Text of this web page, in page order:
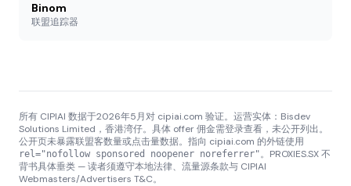
Binom
联盟追踪器
所有 CIPIAI 数据于2026年5月对 cipiai.com 验证。运营实体：Bisdev
Solutions Limited，香港湾仔。具体 offer 佣金需登录查看，未公开列出。
公开页未暴露联盟客数量或点击量数据。指向 cipiai.com 的外链使用
rel="nofollow sponsored noopener noreferrer"。PROXIES.SX 不
背书具体垂类 — 读者须遵守本地法律、流量源条款与 CIPIAI
Webmasters/Advertisers T&C。